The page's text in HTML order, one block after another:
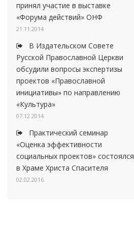
принял участие в выставке
«Форума действий» ОНФ
21.11.2014
В Издательском Совете
Русской Православной Церкви
обсудили вопросы экспертизы
проектов «Православной
инициативы» по направлению
«Культура»
07.12.2014
Практический семинар
«Оценка эффективности
социальных проектов» состоялся
в Храме Христа Спасителя
02.02.2016